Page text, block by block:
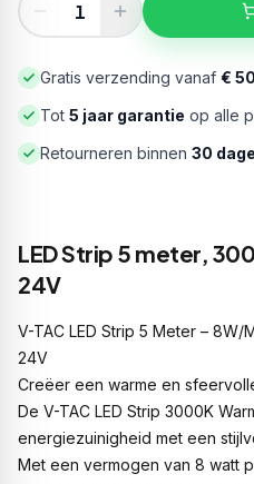
Gratis verzending vanaf € 50
Tot 5 jaar garantie op alle
Retourneren binnen 30
LED Strip 5 meter,
24V
V-TAC LED Strip 5 Meter – 8W/
24V
Creëer een warme en
De V-TAC LED Strip 3000K
energiezuinigheid met een
Met een vermogen van 8 watt